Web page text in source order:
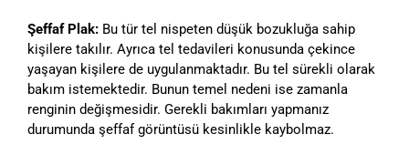
Şeffaf Plak: Bu tür tel nispeten düşük bozukluğa sahip
kişilere takılır. Ayrıca tel tedavileri konusunda çekince
yaşayan kişilere de uygulanmaktadır. Bu tel sürekli olarak
bakım istemektedir. Bunun temel nedeni ise zamanla
renginin değişmesidir. Gerekli bakımları yapmanız
durumunda şeffaf görüntüsü kesinlikle kaybolmaz.